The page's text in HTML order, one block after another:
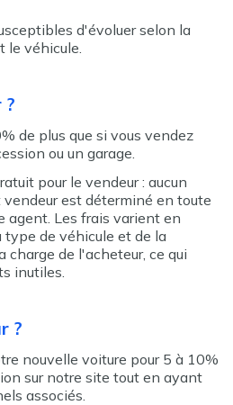
d'évoluer selon la
le véhicule.
?
de plus que si vous vendez
ou un garage.
pour le vendeur : aucun
est déterminé en toute
agent. Les frais varient en
de véhicule et de la
charge de l'acheteur, ce qui
inutiles.
?
nouvelle voiture pour 5 à 10%
sur notre site tout en ayant
associés.